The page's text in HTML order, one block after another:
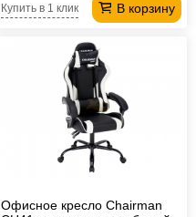
В корзину
Купить в 1 клик
Офисное кресло Chairman